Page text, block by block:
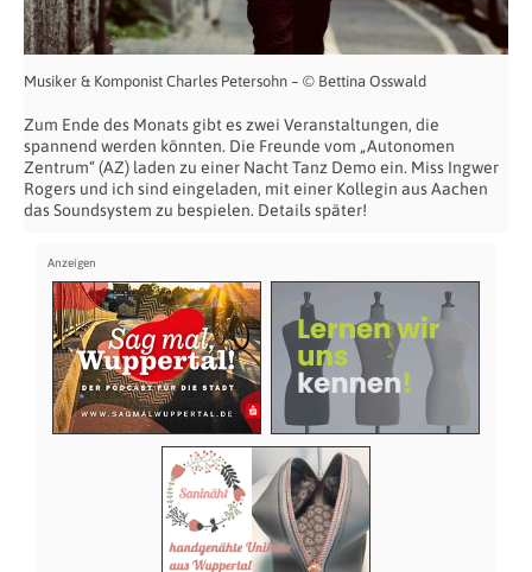
Musiker & Komponist Charles Petersohn – © Bettina Osswald
Zum Ende des Monats gibt es zwei Veranstaltungen, die
spannend werden könnten. Die Freunde vom „Autonomen
Zentrum“ (AZ) laden zu einer Nacht Tanz Demo ein. Miss Ingwer
Rogers und ich sind eingeladen, mit einer Kollegin aus Aachen
das Soundsystem zu bespielen. Details später!